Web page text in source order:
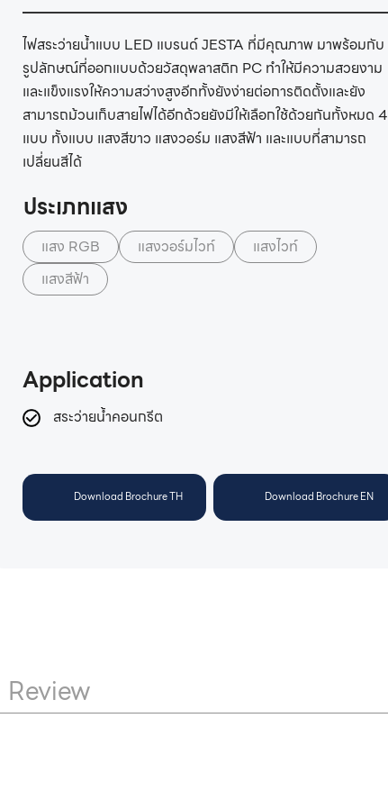
ไฟสระว่ายน้ำแบบ LED แบรนด์ JESTA ที่มีคุณภาพ มาพร้อมกับ
รูปลักษณ์ที่ออกแบบด้วยวัสดุพลาสติก PC ทำให้มีความสวยงาม
และแข็งแรงให้ความสว่างสูงอีกทั้งยังง่ายต่อการติดตั้งและยัง
สามารถม้วนเก็บสายไฟได้อีกด้วยยังมีให้เลือกใช้ด้วยกันทั้งหมด 4
แบบ ทั้งแบบ แสงสีขาว แสงวอร์ม แสงสีฟ้า และแบบที่สามารถ
เปลี่ยนสีได้
ประเภทแสง
แสง RGB แสงวอร์มไวท์
แสงไวท์
แสงสีฟ้า
Application
สระว่ายน้ำคอนกรีต
Download Brochure TH Download Brochure EN
Review